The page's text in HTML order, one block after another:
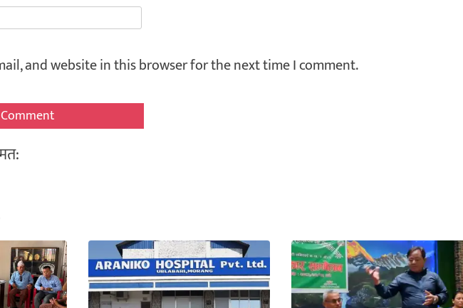
and website in this browser for the next time I comment.